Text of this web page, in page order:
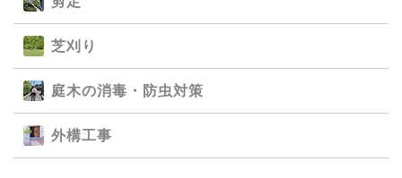
芝刈り
庭⽊の消毒・防⾍対策
外構⼯事